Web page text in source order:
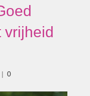
vrijheid
| 0